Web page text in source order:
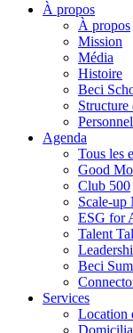
À propos
À propos
Mission
Média
Histoire
Beci
Structure
Personnel
Agenda
Tous les
Good
Club 500
Scale-up
ESG for
Talent
Beci
Services
Location